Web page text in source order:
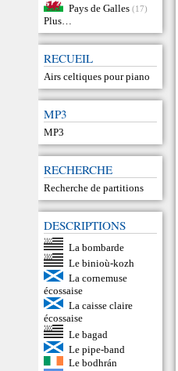
Pays de Galles (17)
Plus…
RECUEIL
Airs celtiques pour piano
MP3
MP3
RECHERCHE
Recherche de partitions
DESCRIPTIONS
La bombarde
Le binioù-kozh
La cornemuse
écossaise
La caisse claire
écossaise
Le bagad
Le pipe-band
Le bodhrán